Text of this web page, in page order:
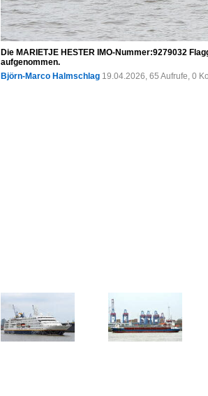
Die MARIETJE HESTER IMO-Nummer:9279032
aufgenommen.
Björn-Marco Halmschlag 19.04.2026, 65 Aufrufe, 0